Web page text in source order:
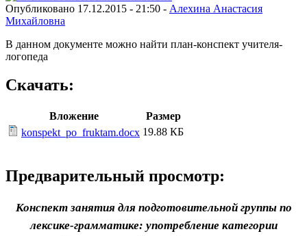
Опубликовано 17.12.2015 - 21:50 - Алехина Анастасия
Михайловна
В данном документе можно найти план-конспект учителя-
логопеда
Скачать:
Вложение
Размер
konspekt_po_fruktam.docx 19.88 КБ
Предварительный просмотр:
Конспект занятия для подготовительной группы по
лексике-грамматике: употребление категории